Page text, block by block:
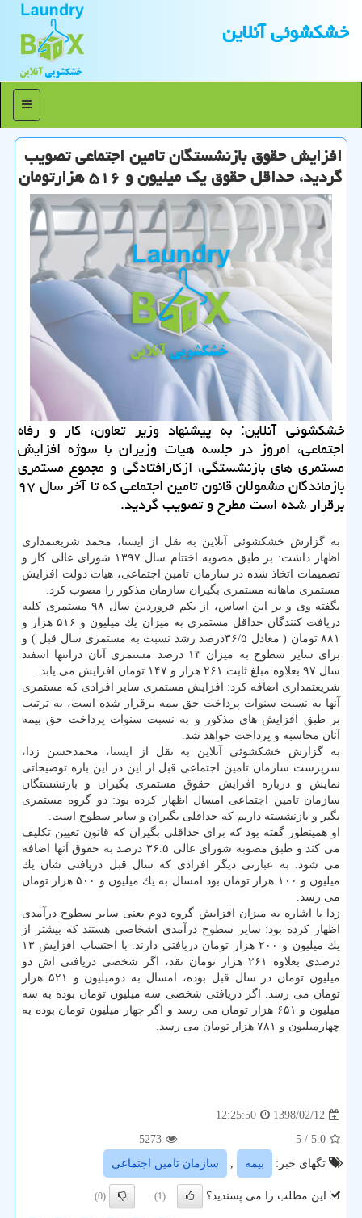
خشكشوئی آنلاین
منو
افزایش حقوق بازنشستگان تامین اجتماعی تصویب
گردید، حداقل حقوق یك میلیون و ۵۱۶ هزارتومان
خشكشوئی آنلاین: به پیشنهاد وزیر تعاون، كار و رفاه
اجتماعی، امروز در جلسه هیات وزیران با سوژه افزایش
مستمری های بازنشستگی، ازكارافتادگی و مجموع مستمری
بازماندگان مشمولان قانون تامین اجتماعی كه تا آخر سال ۹۷
برقرار شده است مطرح و تصویب گردید.
به گزارش خشكشوئی آنلاین به نقل از ایسنا، محمد شریعتمداری
اظهار داشت: بر طبق مصوبه اختتام سال ۱۳۹۷ شورای عالی كار و
تصمیمات اتخاذ شده در سازمان تامین اجتماعی، هیات دولت افزایش
مستمری ماهانه مستمری بگیران سازمان مذكور را مصوب كرد.
بگفته وی و بر این اساس، از یكم فروردین سال ۹۸ مستمری كلیه
دریافت كنندگان حداقل مستمری به میزان یك میلیون و ۵۱۶ هزار و
۸۸۱ تومان ( معادل ۳۶/۵درصد رشد نسبت به مستمری سال قبل ) و
برای سایر سطوح به میزان ۱۳ درصد مستمری آنان درانتها اسفند
سال ۹۷ بعلاوه مبلغ ثابت ۲۶۱ هزار و ۱۴۷ تومان افزایش می یابد.
شریعتمداری اضافه كرد: افزایش مستمری سایر افرادی كه مستمری
آنها به نسبت سنوات پرداخت حق بیمه برقرار شده است، به ترتیب
بر طبق افزایش های مذكور و به نسبت سنوات پرداخت حق بیمه
آنان محاسبه و پرداخت خواهد شد.
به گزارش خشكشوئی آنلاین به نقل از ایسنا، محمدحسن زدا،
سرپرست سازمان تامین اجتماعی قبل از این در این باره توضیحاتی
نمایش و درباره افزایش حقوق مستمری بگیران و بازنشستگان
سازمان تامین اجتماعی امسال اظهار كرده بود: دو گروه مستمری
بگیر و بازنشسته داریم كه حداقلی بگیران و سایر سطوح است.
او همینطور گفته بود كه برای حداقلی بگیران كه قانون تعیین تكلیف
می كند و طبق مصوبه شورای عالی ۳۶.۵ درصد به حقوق آنها اضافه
می شود. به عبارتی دیگر افرادی كه سال قبل دریافتی شان یك
میلیون و ۱۰۰ هزار تومان بود امسال به یك میلیون و ۵۰۰ هزار تومان
می رسد.
زدا با اشاره به میزان افزایش گروه دوم یعنی سایر سطوح درآمدی
اظهار كرده بود: سایر سطوح درآمدی اشخاصی هستند كه بیشتر از
یك میلیون و ۲۰۰ هزار تومان دریافتی دارند. با احتساب افزایش ۱۳
درصدی بعلاوه ۲۶۱ هزار تومان نقد، اگر شخصی دریافتی اش دو
میلیون تومان در سال قبل بوده، امسال به دومیلیون و ۵۲۱ هزار
تومان می رسد. اگر دریافتی شخصی سه میلیون تومان بوده به سه
میلیون و ۶۵۱ هزار تومان می رسد و اگر چهار میلیون تومان بوده به
چهارمیلیون و ۷۸۱ هزار تومان می رسد.
1398/02/12
12:25:50
5.0
/ 5
5273
تگهای خبر:
بیمه , سازمان تامین اجتماعی
این مطلب را می پسندید؟ (1)
(0)